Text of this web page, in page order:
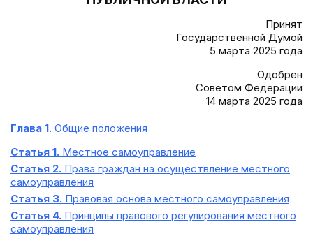
Принят
Государственной Думой
5 марта 2025 года
Одобрен
Советом Федерации
14 марта 2025 года
Глава 1. Общие положения
Статья 1. Местное самоуправление
Статья 2. Права граждан на осуществление местного
самоуправления
Статья 3. Правовая основа местного самоуправления
Статья 4. Принципы правового регулирования местного
самоуправления